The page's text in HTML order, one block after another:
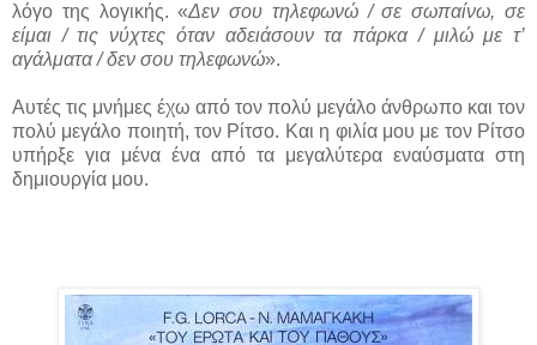
λόγο της λογικής. «Δεν σου τηλεφωνώ / σε σωπαίνω, σε
είμαι / τις νύχτες όταν αδειάσουν τα πάρκα / μιλώ με τ’
αγάλματα / δεν σου τηλεφωνώ».
Αυτές τις μνήμες έχω από τον πολύ μεγάλο άνθρωπο και τον
πολύ μεγάλο ποιητή, τον Ρίτσο. Και η φιλία μου με τον Ρίτσο
υπήρξε για μένα ένα από τα μεγαλύτερα εναύσματα στη
δημιουργία μου.